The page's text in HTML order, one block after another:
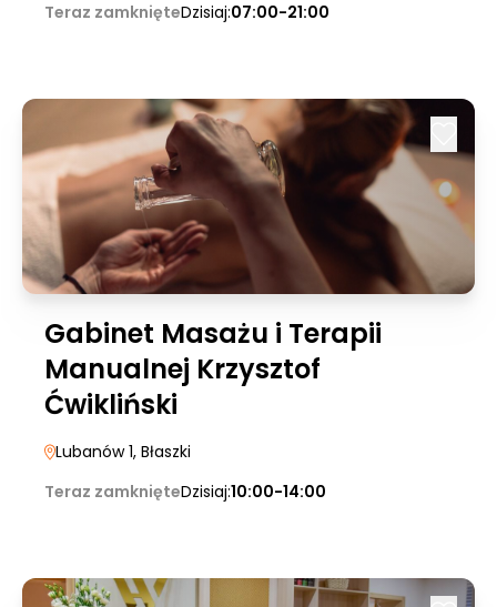
Teraz zamknięteDzisiaj:07:00-21:00
Gabinet Masażu i Terapii
Manualnej Krzysztof
Ćwikliński
Lubanów 1, Błaszki
Teraz zamknięteDzisiaj:10:00-14:00